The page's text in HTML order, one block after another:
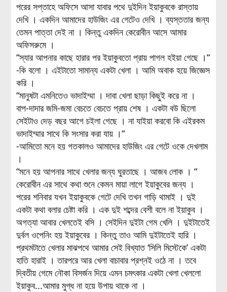
পরের সপ্তাহে অফিসে আসা যাবার পথে দুইদিন ইয়াকুবকে রাস্তায়
দেখি । একদিন আমাদের হাউজিং এর গেটেও দেখি । ব্যস্ততার জন্য
তেমন পাত্তা দেই না । কিন্তু একদিন কেরোবীন আসে আমার
অফিসরুমে ।
“স্যার আপনার কাছে হারার পর ইয়াকুবতো প্রায় পাগল হইয়া গেছে ।“
-কি বলো । এইটাতো সামান্য একটা খেলা । আমি অবাক হয়ে জিজ্ঞেস
করি ।
“মানুষটা এমনিতেও ভাদাইম্মা । দাবা খেলা ছাড়া কিছুই করে না ।
বাপ-দাদার জমি-জমা বেচতে বেচতে প্রায় শেষ । একটা বউ ছিলো
সেইটাও দেড় বছর আগে চইলা গেছে । না যাইয়া করবো কি এইরকম
ভাদাইম্মার সাথে কি সংসার করা যায় ।“
-আমিতো মনে হয় গতকালও আমাদের হাউজিং এর গেটে ওকে দেখলাম
।
“মনে হয় আপনার সাথে খেলার জন্য ঘুরতাছে । আজব লোক । “
কেরোবীন এর সাথে কথা শুনে কেমন মায়া লাগে ইয়াকুবের জন্য ।
পরের শনিবার যখন ইয়াকুবকে গেটে দেখি তখন গাড়ি থামাই । দুই
একটা কথা বলার চেষ্টা করি । এক দুই শব্দের বেশী বলে না ইয়াকুব ।
অগত্যা আবার খেলতেই বসি । সেইদিন দুইটা গেম খেলি । দুইটাতেই
দুর্বল ওপেনিং হয় ইয়াকুবের । কিন্তু তাও আমি দুইটাতেই হারি ।
প্রথমটাতে খেলার মাঝপথে আমার সেই বিখ্যাত ‘সিলি মিস্টেকে’ একটা
হাতি হারাই । তারপরে আর খেলা বাচাবার প্রশ্নই ওঠে না । তবে
দ্বিতীয় গেমে নৌকা বিসর্জন দিয়ে এমন চমৎকার একটা খেলা খেললো
ইয়াকুব...আমার মুগ্ধ না হয়ে উপায় থাকে না ।